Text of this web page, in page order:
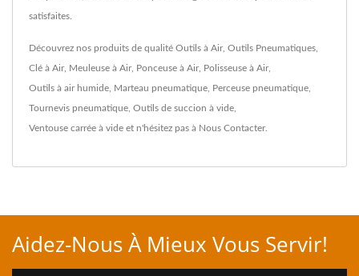
satisfaites.
Découvrez nos produits de qualité Outils à Air, Outils Pneumatiques
Clé à Air, Meuleuse à Air, Ponceuse à Air, Polisseuse à Air,
Outils à air humide Marteau pneumatique Perceuse pneumatique
Tournevis pneumatique Outils de succion à vide
Ventouse carrée à vide et n'hésitez pas à Nous Contacter.
Aidez-Nous À Mieux Vous Servir!